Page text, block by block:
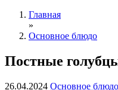
Главная
»
Основное блюдо
Постные
26.04.2024 Основное блюдо